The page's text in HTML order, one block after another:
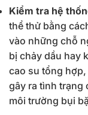
Kiểm tra hệ
thể thử bằng
vào những chỗ
bị chảy dầu hay
cao su tổng
gây ra tình trạng
môi trường bụi